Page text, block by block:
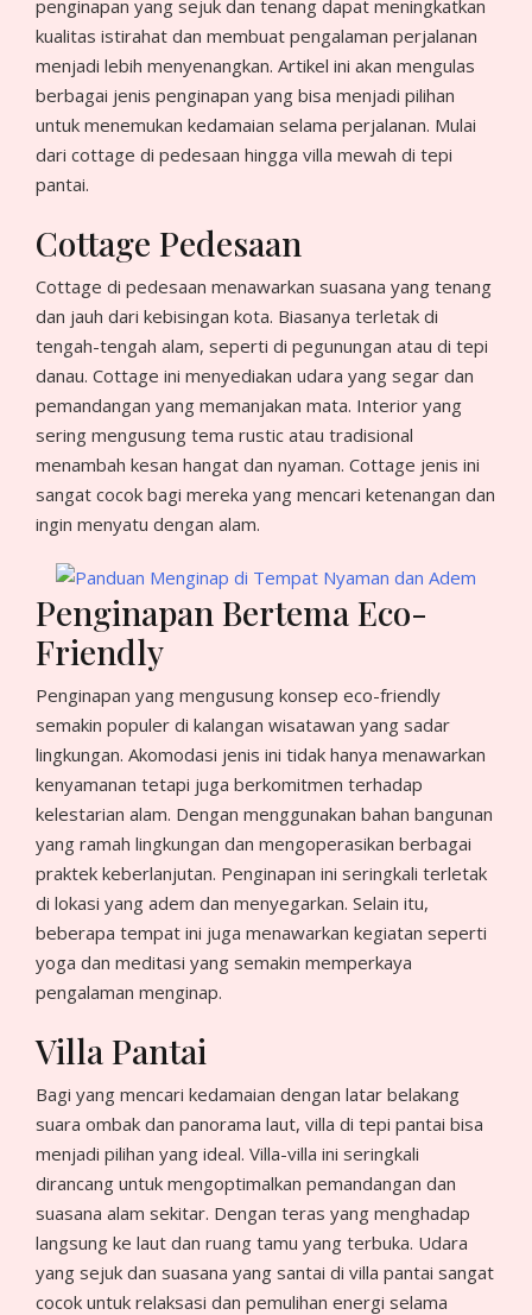
penginapan yang sejuk dan tenang dapat meningkatkan
kualitas istirahat dan membuat pengalaman perjalanan
menjadi lebih menyenangkan. Artikel ini akan mengulas
berbagai jenis penginapan yang bisa menjadi pilihan
untuk menemukan kedamaian selama perjalanan. Mulai
dari cottage di pedesaan hingga villa mewah di tepi
pantai.
Cottage Pedesaan
Cottage di pedesaan menawarkan suasana yang tenang
dan jauh dari kebisingan kota. Biasanya terletak di
tengah-tengah alam, seperti di pegunungan atau di tepi
danau. Cottage ini menyediakan udara yang segar dan
pemandangan yang memanjakan mata. Interior yang
sering mengusung tema rustic atau tradisional
menambah kesan hangat dan nyaman. Cottage jenis ini
sangat cocok bagi mereka yang mencari ketenangan dan
ingin menyatu dengan alam.
Penginapan Bertema Eco-
Friendly
Penginapan yang mengusung konsep eco-friendly
semakin populer di kalangan wisatawan yang sadar
lingkungan. Akomodasi jenis ini tidak hanya menawarkan
kenyamanan tetapi juga berkomitmen terhadap
kelestarian alam. Dengan menggunakan bahan bangunan
yang ramah lingkungan dan mengoperasikan berbagai
praktek keberlanjutan. Penginapan ini seringkali terletak
di lokasi yang adem dan menyegarkan. Selain itu,
beberapa tempat ini juga menawarkan kegiatan seperti
yoga dan meditasi yang semakin memperkaya
pengalaman menginap.
Villa Pantai
Bagi yang mencari kedamaian dengan latar belakang
suara ombak dan panorama laut, villa di tepi pantai bisa
menjadi pilihan yang ideal. Villa-villa ini seringkali
dirancang untuk mengoptimalkan pemandangan dan
suasana alam sekitar. Dengan teras yang menghadap
langsung ke laut dan ruang tamu yang terbuka. Udara
yang sejuk dan suasana yang santai di villa pantai sangat
cocok untuk relaksasi dan pemulihan energi selama